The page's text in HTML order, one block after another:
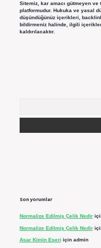
Sitemiz, kar amacı gütmeyen
platformudur. Hukuka ve yasal
düşündüğünüz içerikleri,
bildirmeniz halinde, ilgili
kaldırılacaktır.
Son yorumlar
Normalize Edilmiş Çelik Nedir
Normalize Edilmiş Çelik Nedir
Asar Kimin Eseri için admin